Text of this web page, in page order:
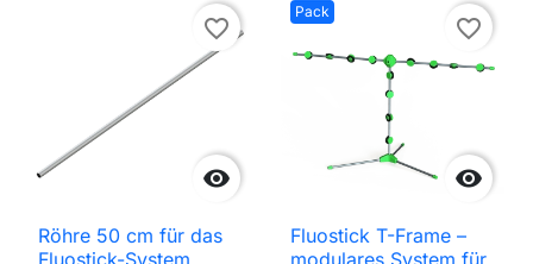

favorite_border
Röhre 50 cm für das
Pack

favorite_border
Fluostick T-Frame –